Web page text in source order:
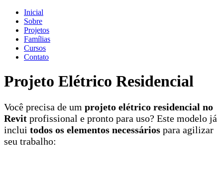
Inicial
Sobre
Projetos
Famílias
Cursos
Contato
Projeto Elétrico Residencial
Você precisa de um projeto elétrico residencial no
Revit profissional e pronto para uso? Este modelo já
inclui todos os elementos necessários para agilizar
seu trabalho: